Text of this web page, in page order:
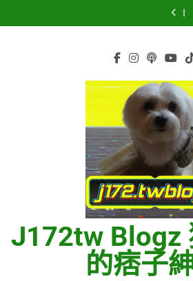
to
少女時代(소녀시
대)(Girls’
using OpenRouter
(다시만난세계)(Into
Generation)
LE SSERAFIM(르
Hermes One
Quick Start Guide
Telegram
虹 – 菅田将暉
J172tw Blogz
的痞子